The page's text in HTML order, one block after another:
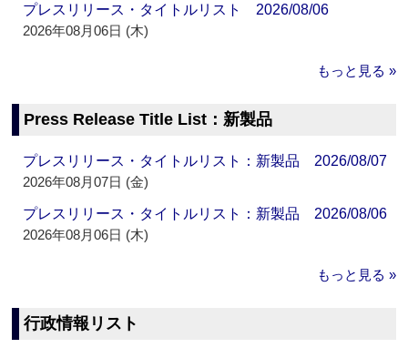
プレスリリース・タイトルリスト 2026/08/06
2026年08月06日 (木)
もっと見る »
Press Release Title List：新製品
プレスリリース・タイトルリスト：新製品 2026/08/07
2026年08月07日 (金)
プレスリリース・タイトルリスト：新製品 2026/08/06
2026年08月06日 (木)
もっと見る »
行政情報リスト